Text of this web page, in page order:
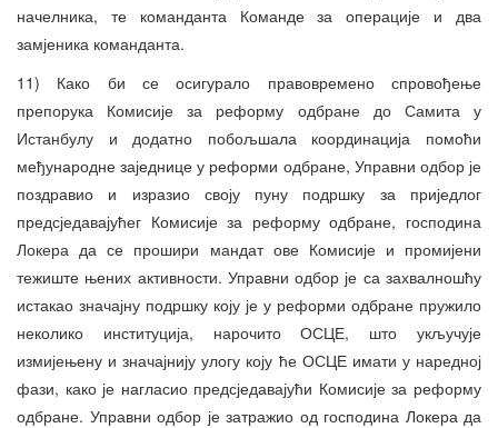
начелника, те команданта Команде за операције и два
замјеника команданта.
11) Како би се осигурало правовремено спровођење
препорука Комисије за реформу одбране до Самита у
Истанбулу и додатно побољшала координација помоћи
међународне заједнице у реформи одбране, Управни одбор је
поздравио и изразио своју пуну подршку за приједлог
предсједавајућег Комисије за реформу одбране, господина
Локера да се прошири мандат ове Комисије и промијени
тежиште њених активности. Управни одбор је са захвалношћу
истакао значајну подршку коју је у реформи одбране пружило
неколико институција, нарочито ОСЦЕ, што укључује
измијењену и значајнију улогу коју ће ОСЦЕ имати у наредној
фази, како је нагласио предсједавајући Комисије за реформу
одбране. Управни одбор је затражио од господина Локера да